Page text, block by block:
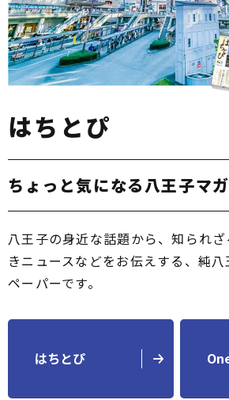
はちとぴ
ちょっと気になる八王子マ
八王子の身近な話題から、知られ
きニュースなどをお伝えする、純
ペーパーです。
はちとぴ